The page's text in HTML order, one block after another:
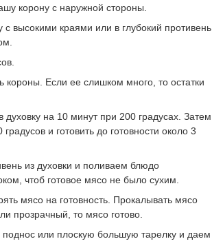
корону с наружной стороны.
высокими краями или в глубокий противень,
короны. Если ее слишком много, то остатки
духовку на 10 минут при 200 градусах. Затем
и готовить до готовности около 3
из духовки и поливаем блюдо
чтоб готовое мясо не было сухим.
мясо на готовность. Прокалывать мясо
прозрачный, то мясо готово.
или плоскую большую тарелку и даем